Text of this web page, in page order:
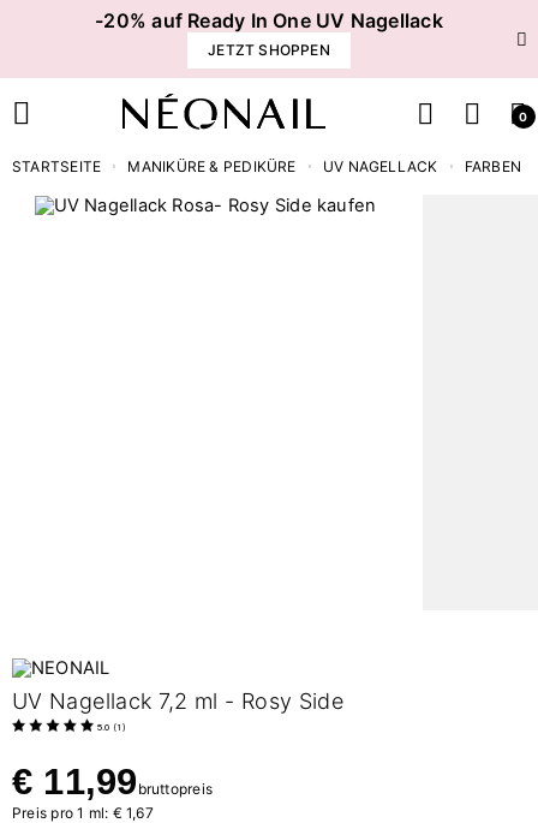
-20% auf Ready In One UV Nagellack
JETZT SHOPPEN
0
STARTSEITE MANIKÜRE & PEDIKÜRE UV NAGELLACK FARBEN
UV Nagellack 7,2 ml - Rosy Side
5.0 (1 )
€ 11,99 bruttopreis
Preis pro 1 ml: € 1,67